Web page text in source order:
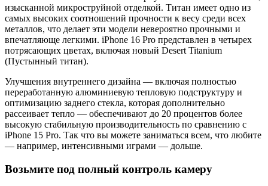
изысканной микроструйной отделкой. Титан имеет одно из
самых высоких соотношений прочности к весу среди всех
металлов, что делает эти модели невероятно прочными и
впечатляюще легкими. iPhone 16 Pro представлен в четырех
потрясающих цветах, включая новый Desert Titanium
(Пустынный титан).
Улучшения внутреннего дизайна — включая полностью
переработанную алюминиевую тепловую подструктуру и
оптимизацию заднего стекла, которая дополнительно
рассеивает тепло — обеспечивают до 20 процентов более
высокую стабильную производительность по сравнению с
iPhone 15 Pro. Так что вы можете заниматься всем, что любите
— например, интенсивными играми — дольше.
Возьмите под полный контроль камеру